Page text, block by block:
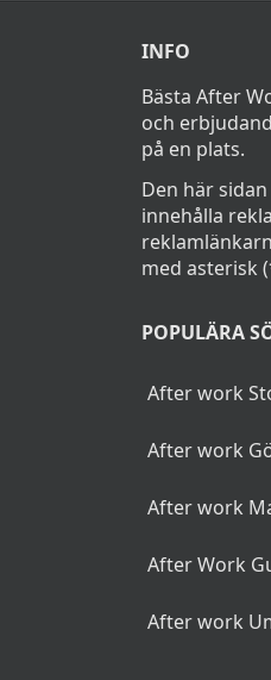
INFO
Bästa After
och
på en plats.
Den här
innehålla
med asterisk
POPULÄRA
After work
After work
After work
After Work
After work